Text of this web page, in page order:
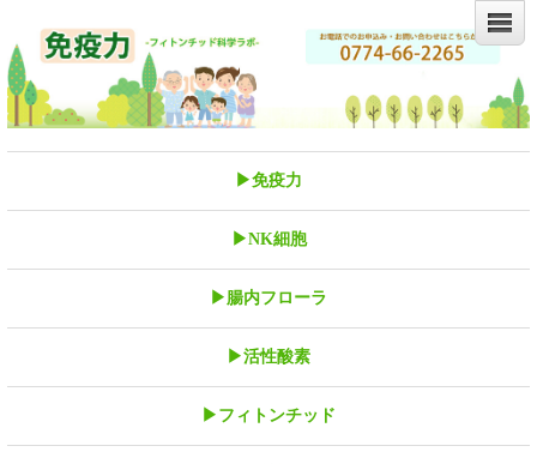
▶免疫力
▶NK細胞
▶腸内フローラ
▶活性酸素
▶フィトンチッド